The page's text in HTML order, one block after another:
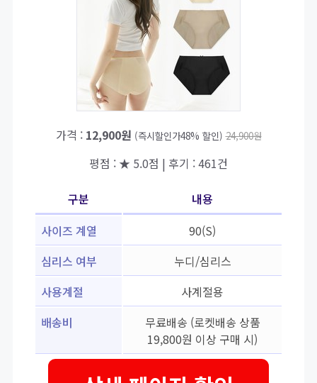
가격 : 12,900원 (즉시할인가48% 할인) 24,900원
평점 : ★ 5.0점 | 후기 : 461건
구분
내용
사이즈 계열
90(S)
심리스 여부
누디/심리스
사용계절
사계절용
배송비
무료배송 (로켓배송 상품
19,800원 이상 구매 시)